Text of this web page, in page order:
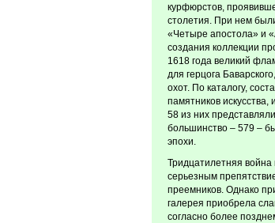
курфюрстов,
столетия. При нем
«Четыре апостола» и
создания коллекции
1618 года великий
для герцога
охот. По каталогу,
памятников
58 из них
большинство – 579 –
эпохи.
Тридцатилетняя
серьезным
преемников. Однако
галерея приобрела
согласно более